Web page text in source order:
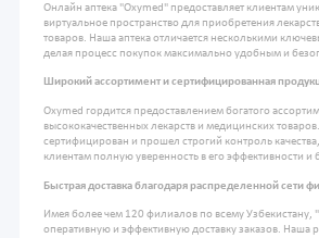
Онлайн аптека "Oxymed" предоставляет клиентам
виртуальное пространство для приобретения
товаров. Наша аптека отличается несколькими
делая процесс покупок максимально удобным и
Широкий ассортимент и сертифицированная
Oxymed гордится предоставлением богатого
высококачественных лекарств и медицинских
сертифицирован и прошел строгий контроль
клиентам полную уверенность в его эффективности и
Быстрая доставка благодаря распределенной сети
Имея более чем 120 филиалов по всему Узбекистану,
оперативную и эффективную доставку заказов. Наша